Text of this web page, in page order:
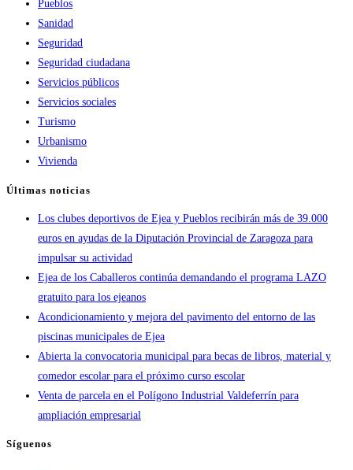
Pueblos
Sanidad
Seguridad
Seguridad ciudadana
Servicios públicos
Servicios sociales
Turismo
Urbanismo
Vivienda
Últimas noticias
Los clubes deportivos de Ejea y Pueblos recibirán más de 39.000
euros en ayudas de la Diputación Provincial de Zaragoza para
impulsar su actividad
Ejea de los Caballeros continúa demandando el programa LAZO
gratuito para los ejeanos
Acondicionamiento y mejora del pavimento del entorno de las
piscinas municipales de Ejea
Abierta la convocatoria municipal para becas de libros, material y
comedor escolar para el próximo curso escolar
Venta de parcela en el Polígono Industrial Valdeferrín para
ampliación empresarial
Síguenos